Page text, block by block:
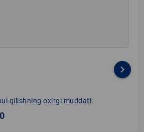
keyboard_arrow_right
qilishning oxirgi muddati: